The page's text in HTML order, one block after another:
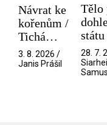
Návrat ke
kořenům /
Tichá
přítelkyně
3. 8. 2026 /
Janis Prášil
Tělo
28. 7.
Siarhei